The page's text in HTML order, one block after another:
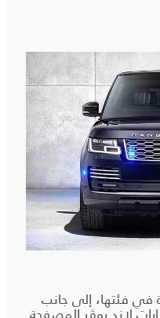
في فئتها، إلى جانب
لاند روڤر المصفحة